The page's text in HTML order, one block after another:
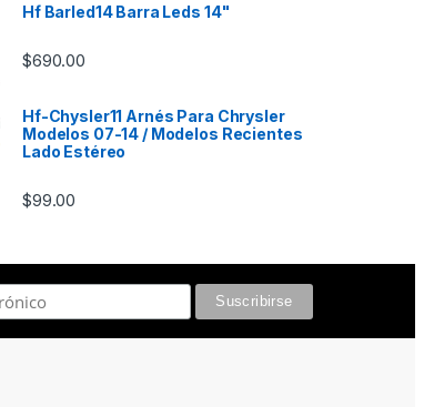
Hf Barled14 Barra Leds 14"
$690.00
Hf-Chysler11 Arnés Para Chrysler
Modelos 07-14 / Modelos Recientes
Lado Estéreo
$99.00